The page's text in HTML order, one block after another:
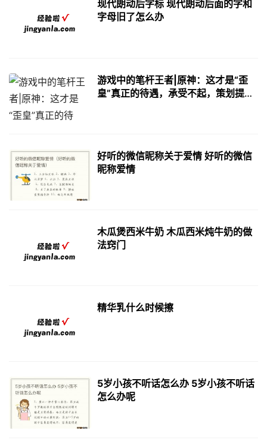
现代朗动后字标 现代朗动后面的字和
字母旧了怎么办
游戏中的笔杆王者|原神：这才是“歪
皇”真正的待遇，承受不起，策划提醒
好听的微信昵称关于爱情 好听的微信
昵称爱情
木瓜煲西米牛奶 木瓜西米炖牛奶的做
法窍门
精华乳什么时候擦
5岁小孩不听话怎么办 5岁小孩不听话
怎么办呢